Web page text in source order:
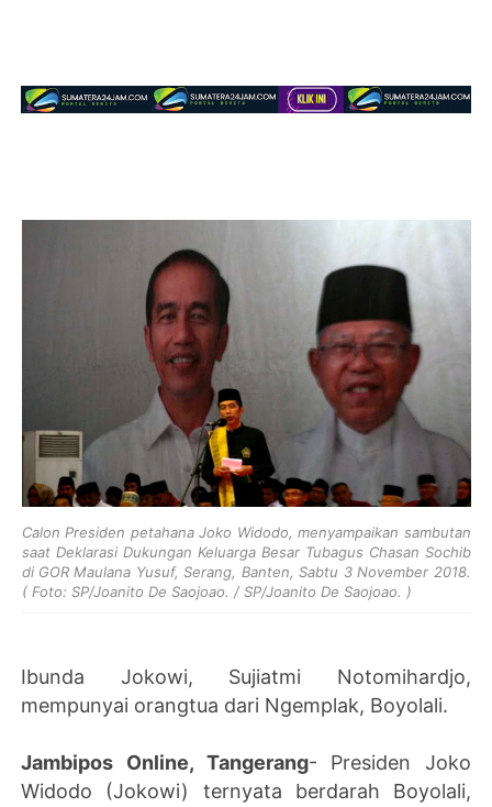
Calon Presiden petahana Joko Widodo, menyampaikan sambutan
saat Deklarasi Dukungan Keluarga Besar Tubagus Chasan Sochib
di GOR Maulana Yusuf, Serang, Banten, Sabtu 3 November 2018.
( Foto: SP/Joanito De Saojoao. / SP/Joanito De Saojoao. )
Ibunda Jokowi, Sujiatmi Notomihardjo,
mempunyai orangtua dari Ngemplak, Boyolali.
Jambipos Online, Tangerang- Presiden Joko
Widodo (Jokowi) ternyata berdarah Boyolali,